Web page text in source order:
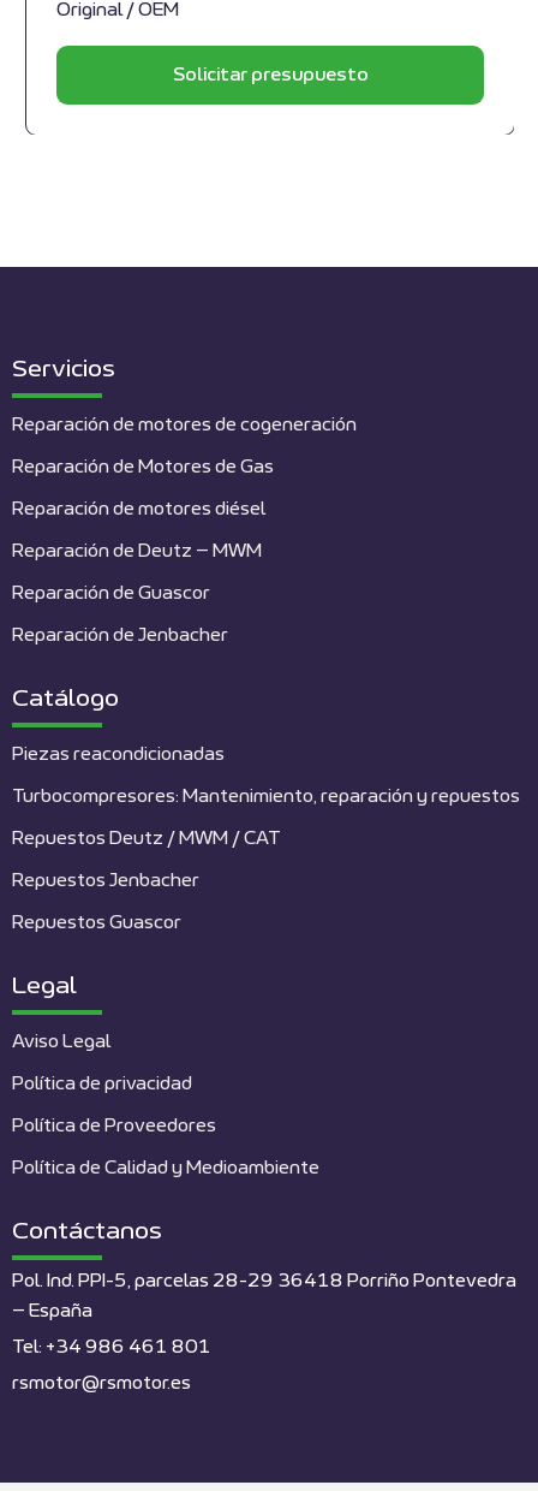
Original / OEM
Solicitar presupuesto
Servicios
Reparación de motores de cogeneración
Reparación de Motores de Gas
Reparación de motores diésel
Reparación de Deutz – MWM
Reparación de Guascor
Reparación de Jenbacher
Catálogo
Piezas reacondicionadas
Turbocompresores: Mantenimiento, reparación y repuestos
Repuestos Deutz / MWM / CAT
Repuestos Jenbacher
Repuestos Guascor
Legal
Aviso Legal
Política de privacidad
Política de Proveedores
Política de Calidad y Medioambiente
Contáctanos
Pol. Ind. PPI-5, parcelas 28-29 36418 Porriño Pontevedra
– España
Tel: +34 986 461 801
rsmotor@rsmotor.es